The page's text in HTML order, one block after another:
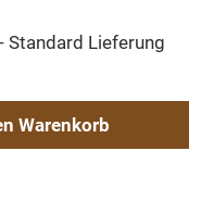
Standard Lieferung
benutze die Schaltflächen
Warenkorb